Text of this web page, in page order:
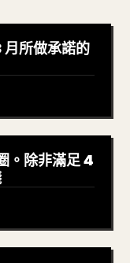
所做承諾的
。除非滿足 4